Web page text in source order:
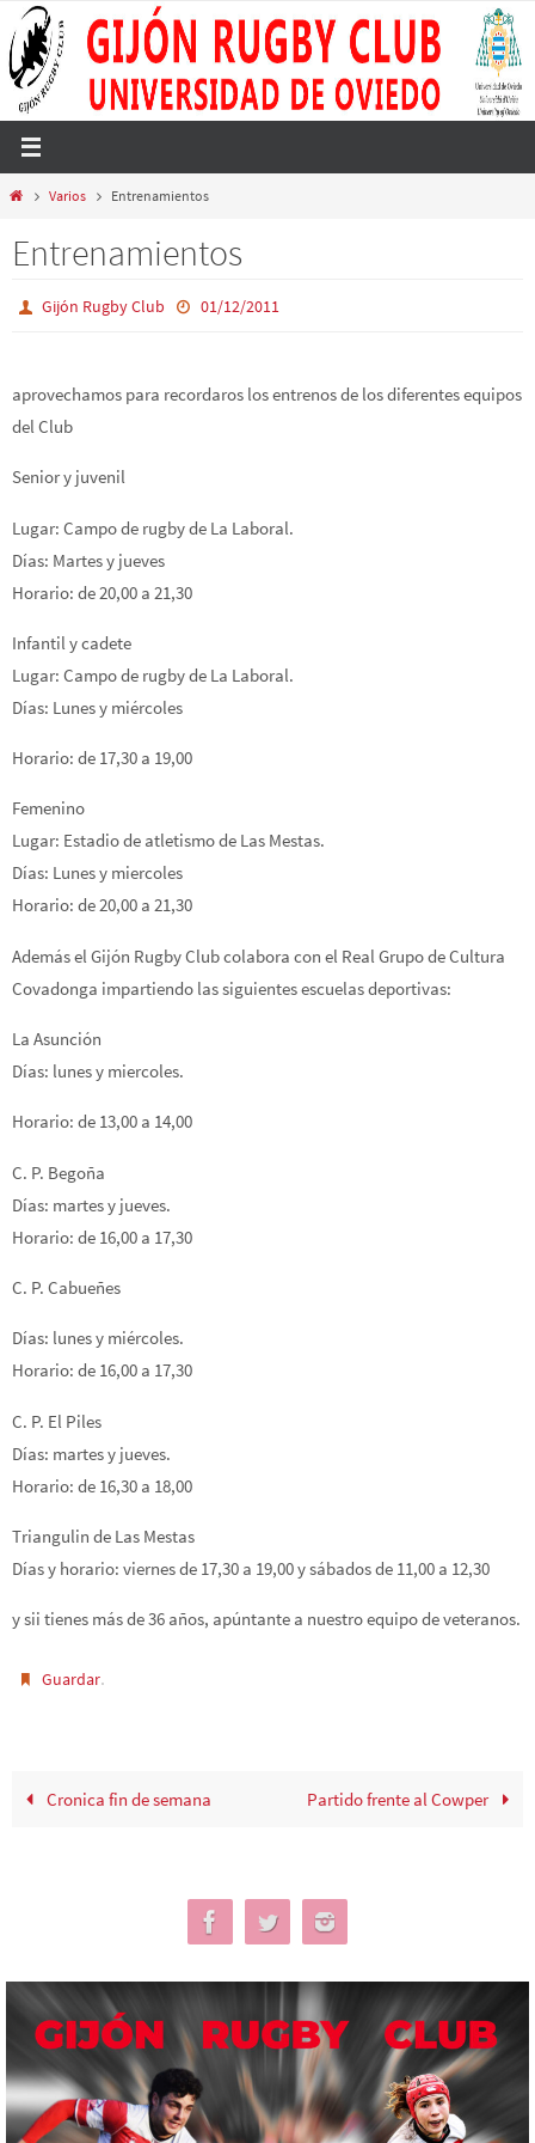
al
contenido
InicioVarios Entrenamientos
Entrenamientos
Gijón Rugby Club 01/12/2011
aprovechamos para recordaros los entrenos de los diferentes equipos
del Club
Senior y juvenil
Lugar: Campo de rugby de La Laboral.
Días: Martes y jueves
Horario: de 20,00 a 21,30
Infantil y cadete
Lugar: Campo de rugby de La Laboral.
Días: Lunes y miércoles
Horario: de 17,30 a 19,00
Femenino
Lugar: Estadio de atletismo de Las Mestas.
Días: Lunes y miercoles
Horario: de 20,00 a 21,30
Además el Gijón Rugby Club colabora con el Real Grupo de Cultura
Covadonga impartiendo las siguientes escuelas deportivas:
La Asunción
Días: lunes y miercoles.
Horario: de 13,00 a 14,00
C. P. Begoña
Días: martes y jueves.
Horario: de 16,00 a 17,30
C. P. Cabueñes
Días: lunes y miércoles.
Horario: de 16,00 a 17,30
C. P. El Piles
Días: martes y jueves.
Horario: de 16,30 a 18,00
Triangulin de Las Mestas
Días y horario: viernes de 17,30 a 19,00 y sábados de 11,00 a 12,30
y sii tienes más de 36 años, apúntante a nuestro equipo de veteranos.
Guardar.
Cronica fin de semana Partido frente al Cowper